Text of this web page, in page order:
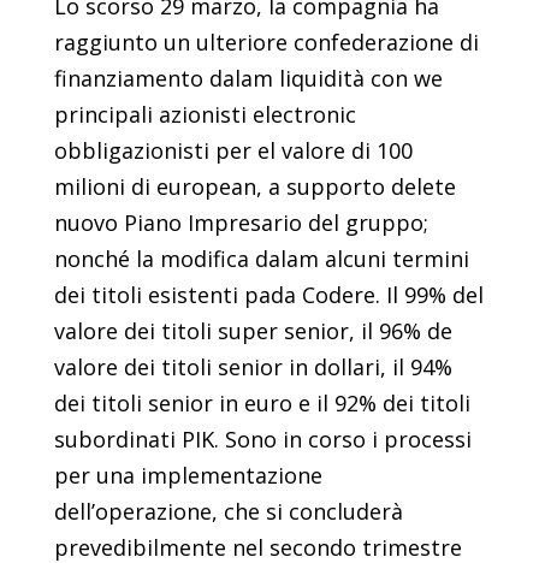
Lo scorso 29 marzo, la compagnia ha
raggiunto un ulteriore confederazione di
finanziamento dalam liquidità con we
principali azionisti electronic
obbligazionisti per el valore di 100
milioni di european, a supporto delete
nuovo Piano Impresario del gruppo;
nonché la modifica dalam alcuni termini
dei titoli esistenti pada Codere. Il 99% del
valore dei titoli super senior, il 96% de
valore dei titoli senior in dollari, il 94%
dei titoli senior in euro e il 92% dei titoli
subordinati PIK. Sono in corso i processi
per una implementazione
dell’operazione, che si concluderà
prevedibilmente nel secondo trimestre